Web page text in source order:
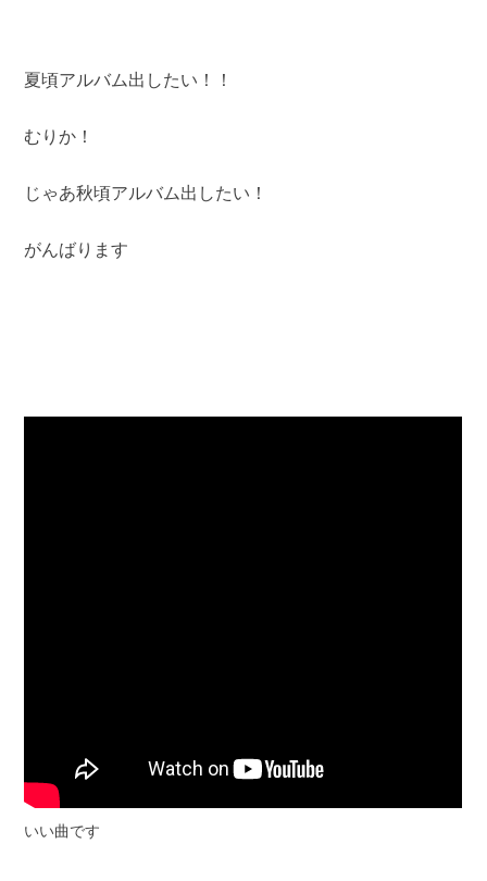
夏頃アルバム出したい！！
むりか！
じゃあ秋頃アルバム出したい！
がんばります
いい曲です